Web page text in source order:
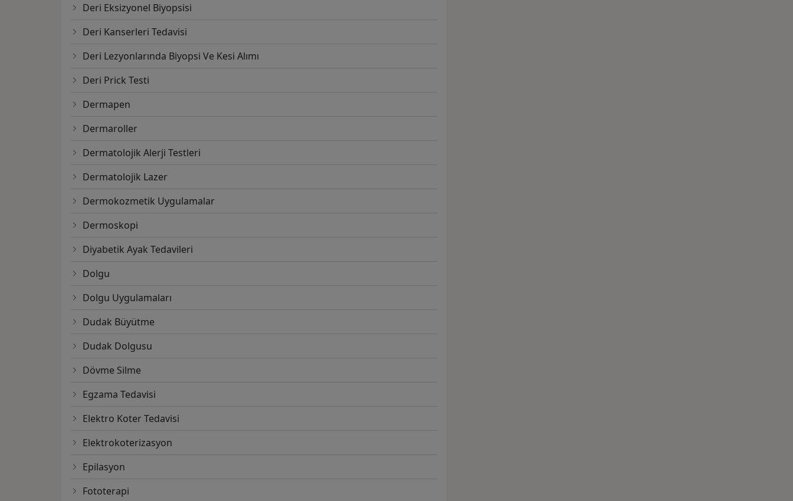
Deri Eksizyonel Biyopsisi
Deri Kanserleri Tedavisi
Deri Lezyonlarında Biyopsi Ve Kesi Alımı
Deri Prick Testi
Dermapen
Dermaroller
Dermatolojik Alerji Testleri
Dermatolojik Lazer
Dermokozmetik Uygulamalar
Dermoskopi
Diyabetik Ayak Tedavileri
Dolgu
Dolgu Uygulamaları
Dudak Büyütme
Dudak Dolgusu
Dövme Silme
Egzama Tedavisi
Elektro Koter Tedavisi
Elektrokoterizasyon
Epilasyon
Fototerapi